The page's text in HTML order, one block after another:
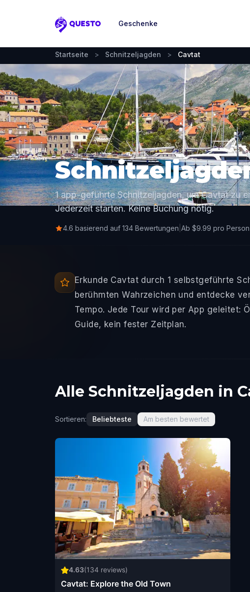
Questo
Geschenke
Startseite > Schnitzeljagden > Cavtat
1 app-geführte Schnitzeljagden, um Cavtat zu
Jederzeit starten. Keine Buchung nötig.
4.6 basierend auf 134 Bewertungen Ab $9.99 pro Person
Erkunde Cavtat durch 1 selbstgeführte
berühmten Wahrzeichen und entdecke
Tempo. Jede Tour wird per App geleitet:
Guide, kein fester Zeitplan.
Alle Schnitzeljagden in
Sortieren: Beliebteste Am besten bewertet
4.63(134 reviews)
Cavtat: Explore the Old Town